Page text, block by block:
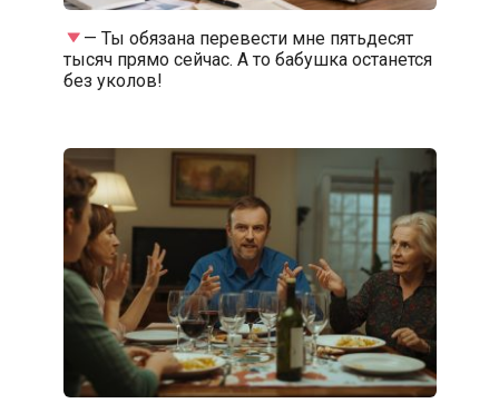
— Ты обязана перевести мне пятьдесят
тысяч прямо сейчас. А то бабушка останется
без уколов!